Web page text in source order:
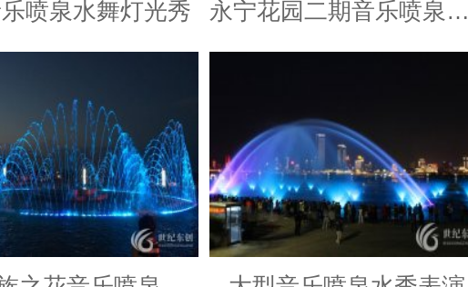
喷泉水舞灯光秀 永宁花园二期音乐喷泉工程